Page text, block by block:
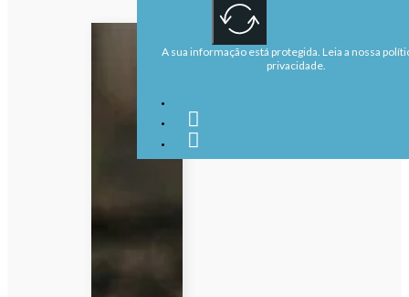
A sua informação está protegida. Leia a nossa
privacidade.